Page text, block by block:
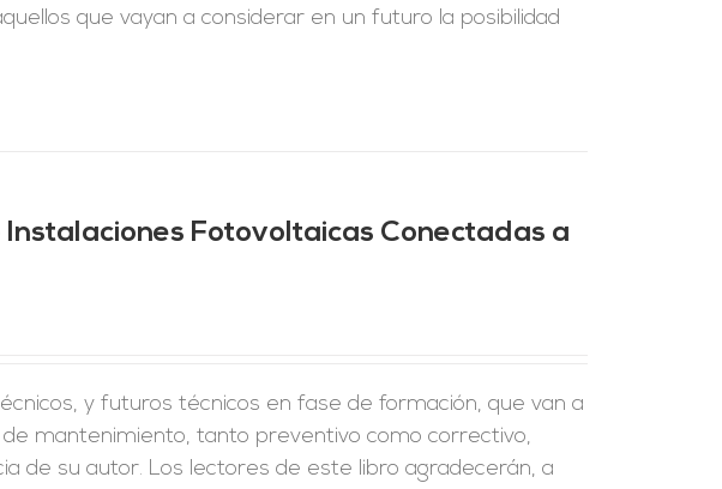
que vayan a considerar en un futuro la posibilidad
Fotovoltaicas Conectadas a
y futuros técnicos en fase de formación, que van a
mantenimiento, tanto preventivo como correctivo,
de su autor. Los lectores de este libro agradecerán, a